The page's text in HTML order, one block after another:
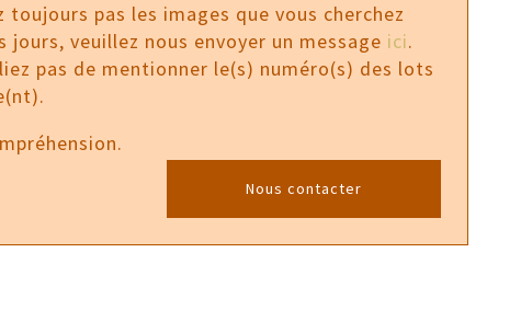
toujours pas les images que vous cherchez
jours, veuillez nous envoyer un message ici.
pas de mentionner le(s) numéro(s) des lots
Nous contacter